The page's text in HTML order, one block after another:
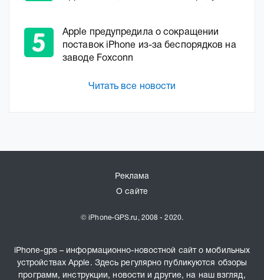
Apple предупредила о сокращении
поставок iPhone из-за беспорядков на
заводе Foxconn
Читать все новости
Реклама
О сайте
© iPhone-GPS.ru, 2008 - 2020.
iPhone-gps – информационно-новостной сайт о мобильных
устройствах Apple. Здесь регулярно публикуются обзоры
программ, инструкции, новости и другие, на наш взгляд,